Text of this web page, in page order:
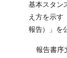
基本スタン
え方を示す
報告）」を
報告書序